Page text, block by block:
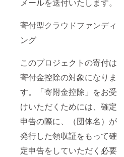
メールを送付いたします。
寄付型クラウドファンディ
ング
このプロジェクトの寄付は
寄付金控除の対象になりま
す。「寄附金控除」をお受
けいただくためには、確定
申告の際に、（団体名）が
発行した領収証をもって確
定申告をしていただく必要